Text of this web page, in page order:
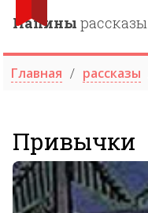
Папины рассказы
Главная рассказы
Привычки